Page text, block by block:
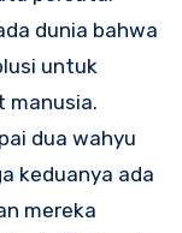
dunia bahwa
untuk
manusia.
dua wahyu
keduanya ada
mereka